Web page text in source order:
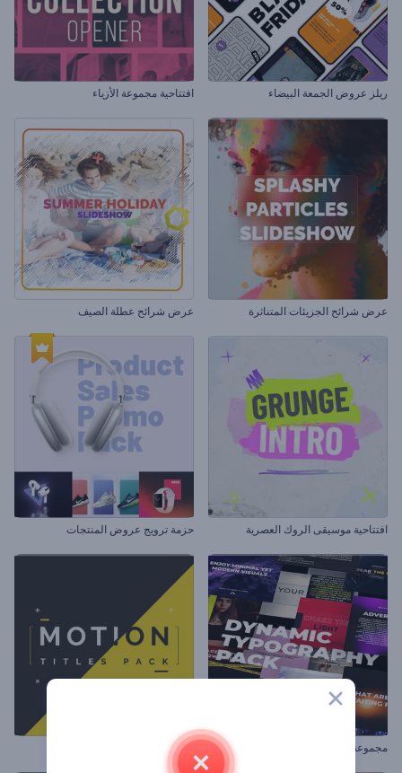
ريلز عروض الجمعة البيضاء افتتاحية مجموعة الأزياء
عرض شرائح الجزيئات المتناثرة عرض شرائح عطلة الصيف
افتتاحية موسيقى الروك العصرية حزمة ترويج عروض المنتجات
مجموعة كتابة الخط المتحركة مجموعة عناوين الحركة